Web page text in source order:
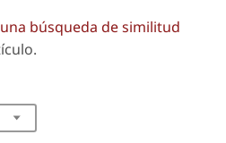
búsqueda de similitud